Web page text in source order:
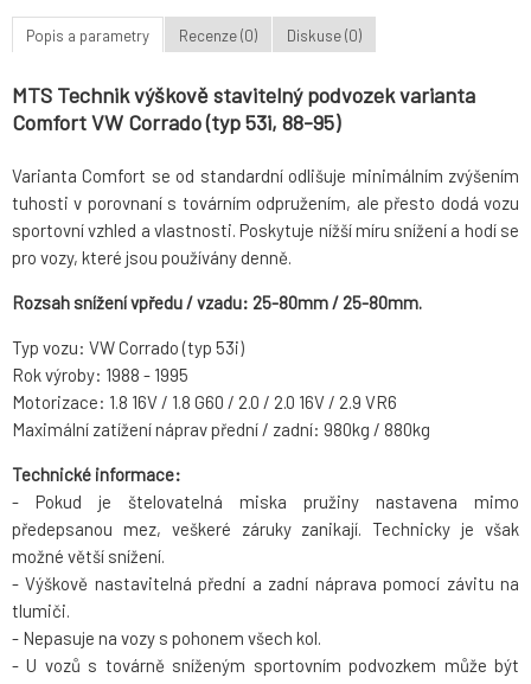
Popis a parametry Recenze (0) Diskuse (0)
MTS Technik výškově stavitelný podvozek varianta
Comfort VW Corrado (typ 53i, 88-95)
Varianta Comfort se od standardní odlišuje minimálním zvýšením
tuhosti v porovnaní s továrním odpružením, ale přesto dodá vozu
sportovní vzhled a vlastnosti. Poskytuje nížší míru snížení a hodí se
pro vozy, které jsou používány denně.
Rozsah snížení vpředu / vzadu: 25-80mm / 25-80mm.
Typ vozu: VW Corrado (typ 53i)
Rok výroby: 1988 - 1995
Motorizace: 1.8 16V / 1.8 G60 / 2.0 / 2.0 16V / 2.9 VR6
Maximální zatížení náprav přední / zadní: 980kg / 880kg
Technické informace:
- Pokud je štelovatelná miska pružiny nastavena mimo
předepsanou mez, veškeré záruky zanikají. Technicky je však
možné větší snížení.
- Výškově nastavitelná přední a zadní náprava pomocí závitu na
tlumiči.
- Nepasuje na vozy s pohonem všech kol.
- U vozů s továrně sníženým sportovním podvozkem může být